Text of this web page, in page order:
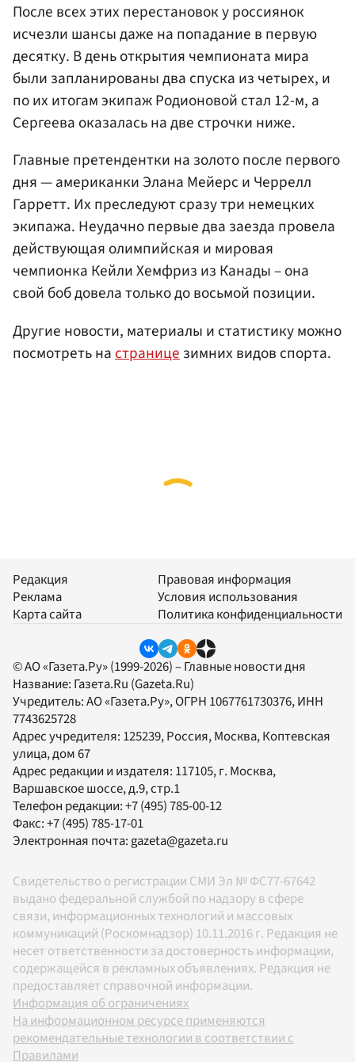
После всех этих перестановок у россиянок
исчезли шансы даже на попадание в первую
десятку. В день открытия чемпионата мира
были запланированы два спуска из четырех, и
по их итогам экипаж Родионовой стал 12-м, а
Сергеева оказалась на две строчки ниже.
Главные претендентки на золото после первого
дня — американки Элана Мейерс и Черрелл
Гарретт. Их преследуют сразу три немецких
экипажа. Неудачно первые два заезда провела
действующая олимпийская и мировая
чемпионка Кейли Хемфриз из Канады – она
свой боб довела только до восьмой позиции.
Другие новости, материалы и статистику можно
посмотреть на странице зимних видов спорта.
Редакция
Реклама
Карта сайта
Правовая информация
Условия использования
Политика конфиденциальности
© АО «Газета.Ру» (1999-2026) – Главные новости дня
Название: Газета.Ru (Gazeta.Ru)
Учредитель:АО «Газета.Ру», ОГРН 1067761730376, ИНН
7743625728
Адрес учредителя: 125239, Россия, Москва, Коптевская
улица, дом 67
Адрес редакции и издателя: 117105, г. Москва,
Варшавское шоссе, д.9, стр.1
Телефон редакции:+7 (495) 785-00-12
Факс:+7 (495) 785-17-01
Электронная почта:gazeta@gazeta.ru
Свидетельство о регистрации СМИ Эл № ФС77-67642
выдано федеральной службой по надзору в сфере
связи, информационных технологий и массовых
коммуникаций (Роскомнадзор) 10.11.2016 г. Редакция не
несет ответственности за достоверность информации,
содержащейся в рекламных объявлениях. Редакция не
предоставляет справочной информации.
Информация об ограничениях
На информационном ресурсе применяются
рекомендательные технологии в соответствии с
Правилами